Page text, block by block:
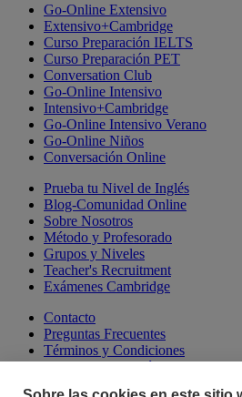
Go-Online Extensivo
Extensivo+Cambridge
Curso Preparación IELTS
Curso Preparación PET
Conversation Club
Go-Online Intensivo
Intensivo+Cambridge
Go-Online Intensivo Verano
Go-Online Niños
Conversación Online
Prueba tu Nivel de Inglés
Blog-Comunidad Online
Sobre Nosotros
Método y Profesorado
Grupos y Niveles
Teacher's Recruitment
Exámenes Cambridge
Contacto
Preguntas Frecuentes
Términos y Condiciones
Aviso Legal y Política de